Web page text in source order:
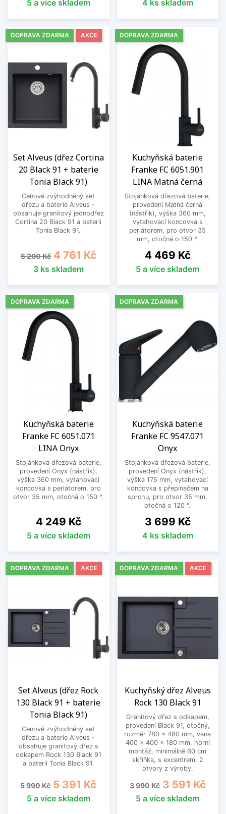
5 a více skladem 4 ks skladem
Set Alveus (dřez Cortina
20 Black 91 + baterie
Tonia Black 91)
Cenově zvýhodněný set
dřezu a baterie Alveus -
obsahuje granitový jednodřez
Cortina 20 Black 91 a baterii
Tonia Black 91.
Běžná cena
5 290 Kč Cena
4 761 Kč
3 ks skladem
DOPRAVA ZDARMA AKCE
Kuchyňská baterie
Franke FC 6051.901
LINA Matná černá
Stojánková dřezová baterie,
provedení Matná černá
(nástřik), výška 360 mm,
vytahovací koncovka s
perlátorem, pro otvor 35
mm, otočná o 150 °.
Cena
4 469 Kč
5 a více skladem
DOPRAVA ZDARMA
Kuchyňská baterie
Franke FC 6051.071
LINA Onyx
Stojánková dřezová baterie,
provedení Onyx (nástřik),
výška 360 mm, vytahovací
koncovka s perlátorem, pro
otvor 35 mm, otočná o 150 °.
Cena
4 249 Kč
5 a více skladem
DOPRAVA ZDARMA
Kuchyňská baterie
Franke FC 9547.071
Onyx
Stojánková dřezová baterie,
provedení Onyx (nástřik),
výška 175 mm, vytahovací
koncovka s přepínačem na
sprchu, pro otvor 35 mm,
otočná o 120 °.
Cena
3 699 Kč
4 ks skladem
DOPRAVA ZDARMA
Set Alveus (dřez Rock
130 Black 91 + baterie
Tonia Black 91)
Cenově zvýhodněný set
dřezu a baterie Alveus -
obsahuje granitový dřez s
odkapem Rock 130 Black 91
a baterii Tonia Black 91.
Běžná cena
5 990 Kč Cena
5 391 Kč
5 a více skladem
DOPRAVA ZDARMA AKCE
Kuchyňský dřez Alveus
Rock 130 Black 91
Granitový dřez s odkapem,
provedení Black 91, otočný,
rozměr 780 x 480 mm, vana
400 x 400 x 180 mm, horní
montáž, minimálně 60 cm
skříňka, s excentrem, 2
otvory z výroby.
Běžná cena
3 990 Kč Cena
3 591 Kč
5 a více skladem
DOPRAVA ZDARMA AKCE